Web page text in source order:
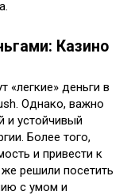
Казино
«легкие» деньги в
Однако, важно
и устойчивый
Более того,
и привести к
решили посетить
с умом и